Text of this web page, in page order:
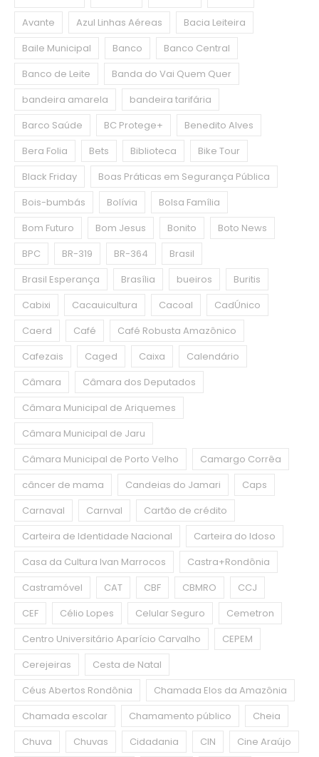
Avante
Azul Linhas Aéreas
Bacia Leiteira
Baile Municipal
Banco
Banco Central
Banco de Leite
Banda do Vai Quem Quer
bandeira amarela
bandeira tarifária
Barco Saúde
BC Protege+
Benedito Alves
Bera Folia
Bets Biblioteca
Bike Tour
Black Friday
Boas Práticas em Segurança Pública
Bois-bumbás
Bolívia
Bolsa Família
Bom Futuro
Bom Jesus Bonito
Boto News
BPC
BR-319 BR-364
Brasil
Brasil Esperança
Brasília bueiros
Buritis
Cabixi
Cacauicultura Cacoal
CadÚnico
Caerd
Café
Café Robusta Amazônico
Cafezais
Caged Caixa
Calendário
Câmara
Câmara dos Deputados
Câmara Municipal de Ariquemes
Câmara Municipal de Jaru
Câmara Municipal de Porto Velho
Camargo Corrêa
câncer de mama
Candeias do Jamari
Caps
Carnaval
Carnval
Cartão de crédito
Carteira de Identidade Nacional
Carteira do Idoso
Casa da Cultura Ivan Marrocos
Castra+Rondônia
Castramóvel
CAT CBF CBMRO
CCJ
CEF
Célio Lopes Celular Seguro
Cemetron
Centro Universitário Aparício Carvalho
CEPEM
Cerejeiras
Cesta de Natal
Céus Abertos Rondônia
Chamada Elos da Amazônia
Chamada escolar
Chamamento público
Cheia
Chuva
Chuvas Cidadania CIN
Cine Araújo